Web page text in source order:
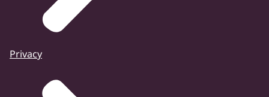
Privacy